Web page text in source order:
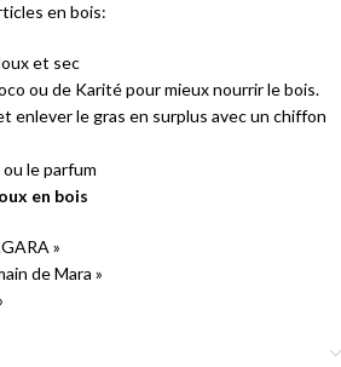
en bois:
et sec
ou de Karité pour mieux nourrir le bois.
enlever le gras en surplus avec un chiffon
le parfum
en bois
»
de Mara »